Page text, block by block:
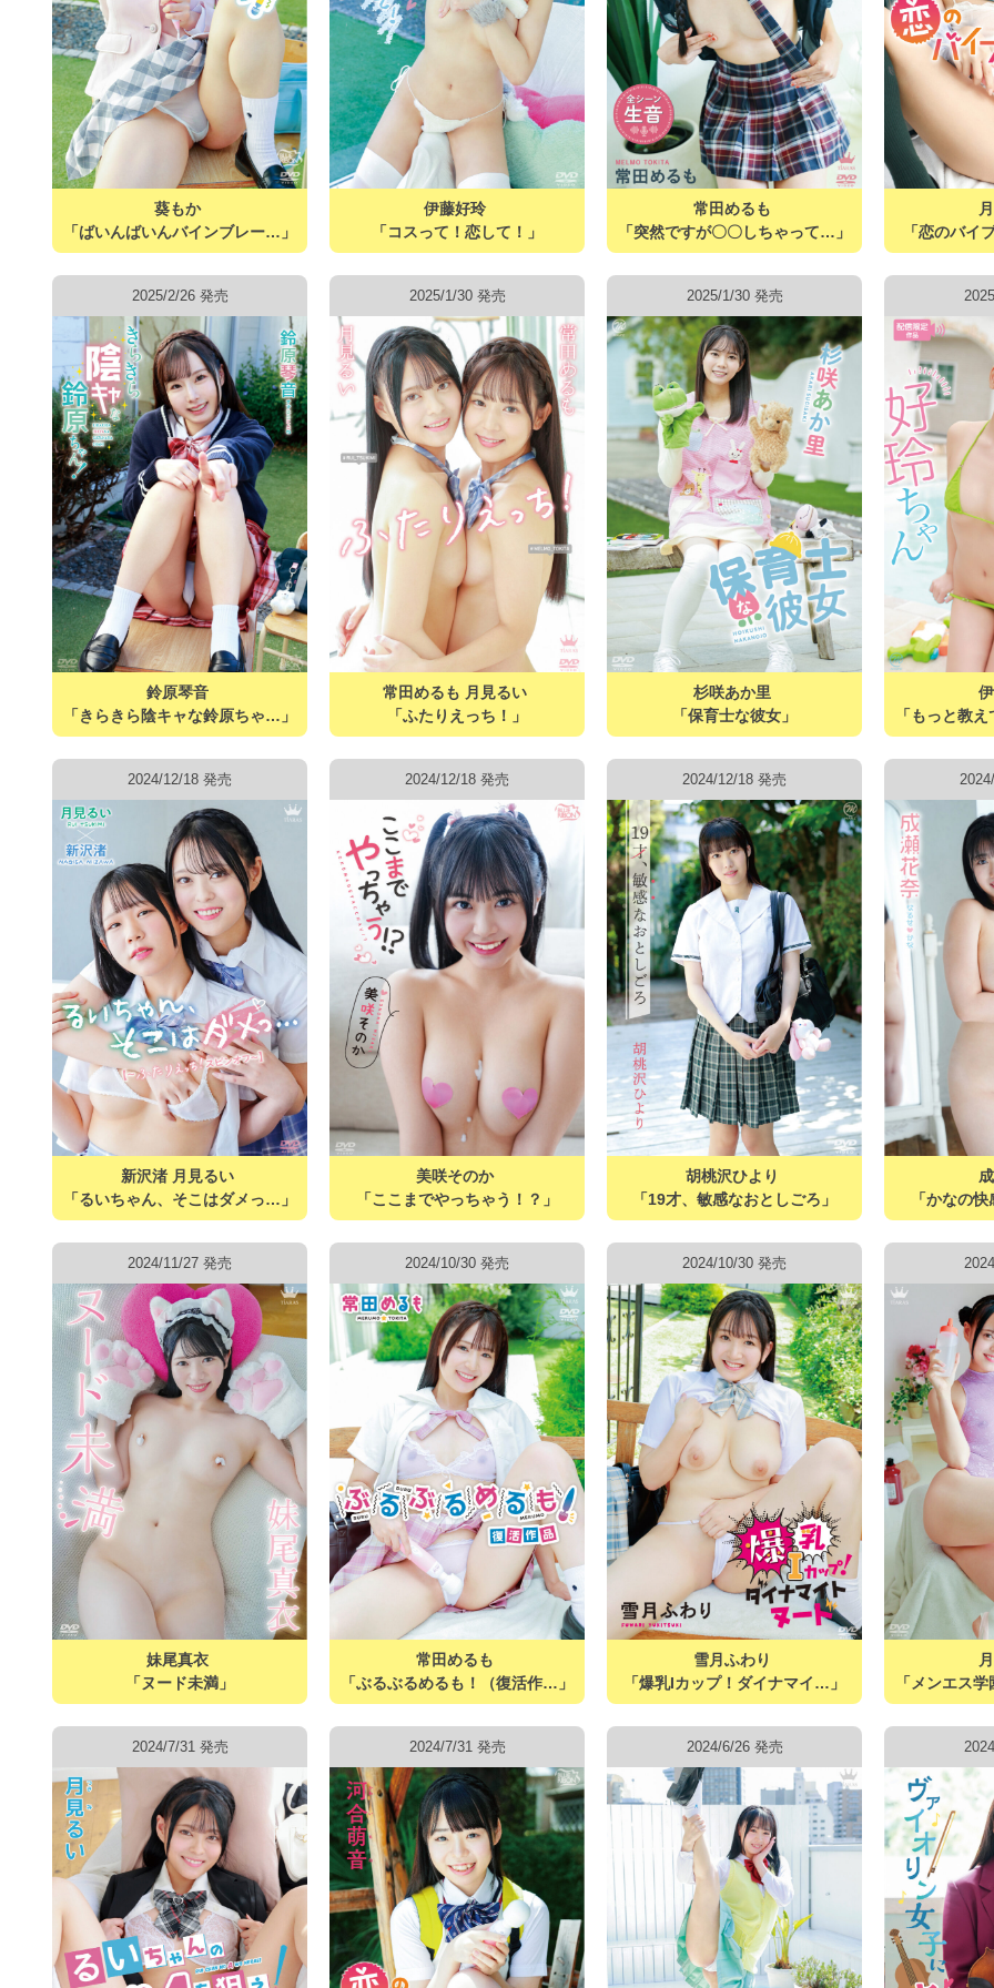
葵もか
「ばいんばいんバインブレー…」
伊藤好玲
「コスって！恋して！」
常田めるも
「突然ですが〇〇しちゃって…」
「恋のバイ
2025/2/26 発売
鈴原琴音
「きらきら陰キャな鈴原ちゃ…」
2025/1/30 発売
常田めるも 月見るい
「ふたりえっち！」
2025/1/30 発売
杉咲あか里
「保育士な彼女」
「もっと教
2024/12/18 発売
新沢渚 月見るい
「るいちゃん、そこはダメっ…」
2024/12/18 発売
美咲そのか
「ここまでやっちゃう！？」
2024/12/18 発売
胡桃沢ひより
「19才、敏感なおとしごろ」
「かなの
2024/11/27 発売
妹尾真衣
「ヌード未満」
2024/10/30 発売
常田めるも
「ぶるぶるめるも！（復活作…」
2024/10/30 発売
雪月ふわり
「爆乳Iカップ！ダイナマイ…」
「メンエス
2024/7/31 発売 2024/7/31 発売 2024/6/26 発売